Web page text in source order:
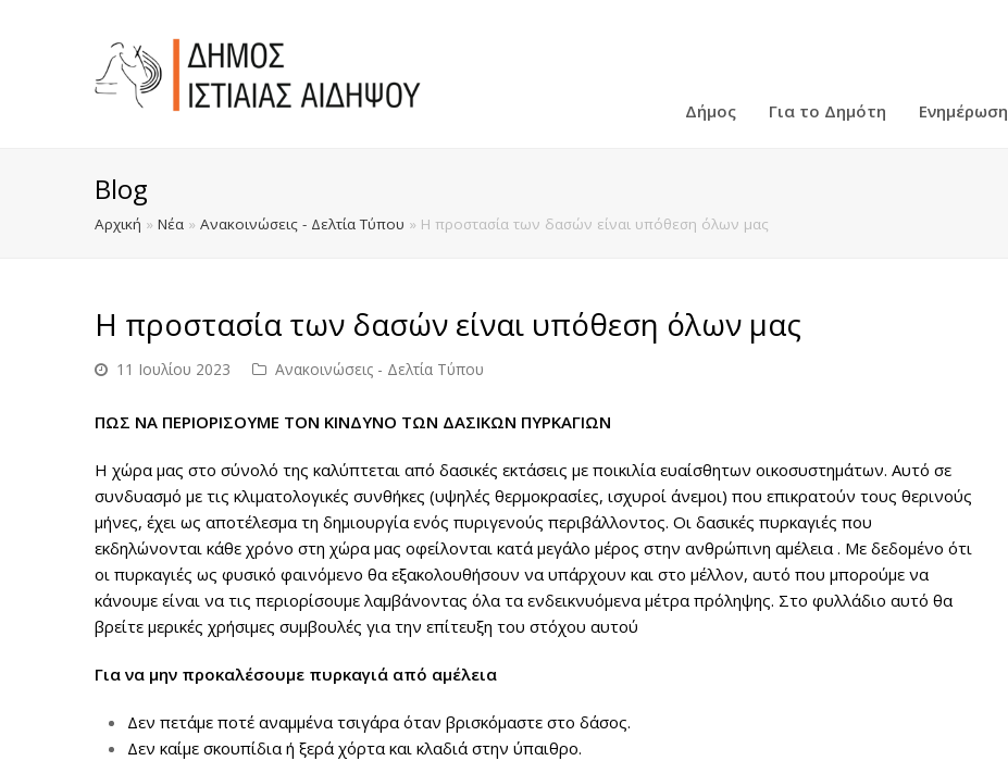
Δήμος Για το Δημότη Ενημέρωση
Blog
Αρχική » Νέα » Ανακοινώσεις - Δελτία Τύπου » Η προστασία των δασών είναι υπόθεση όλων μας
Η προστασία των δασών είναι υπόθεση όλων μας
11 Ιουλίου 2023 Ανακοινώσεις - Δελτία Τύπου
ΠΩΣ ΝΑ ΠΕΡΙΟΡΙΣΟΥΜΕ ΤΟΝ ΚΙΝΔΥΝΟ ΤΩΝ ΔΑΣΙΚΩΝ ΠΥΡΚΑΓΙΩΝ
Η χώρα μας στο σύνολό της καλύπτεται από δασικές εκτάσεις με ποικιλία ευαίσθητων οικοσυστημάτων. Αυτό σε
συνδυασμό με τις κλιματολογικές συνθήκες (υψηλές θερμοκρασίες, ισχυροί άνεμοι) που επικρατούν τους θερινούς
μήνες, έχει ως αποτέλεσμα τη δημιουργία ενός πυριγενούς περιβάλλοντος. Οι δασικές πυρκαγιές που
εκδηλώνονται κάθε χρόνο στη χώρα μας οφείλονται κατά μεγάλο μέρος στην ανθρώπινη αμέλεια . Με δεδομένο ότι
οι πυρκαγιές ως φυσικό φαινόμενο θα εξακολουθήσουν να υπάρχουν και στο μέλλον, αυτό που μπορούμε να
κάνουμε είναι να τις περιορίσουμε λαμβάνοντας όλα τα ενδεικνυόμενα μέτρα πρόληψης. Στο φυλλάδιο αυτό θα
βρείτε μερικές χρήσιμες συμβουλές για την επίτευξη του στόχου αυτού
Για να μην προκαλέσουμε πυρκαγιά από αμέλεια
Δεν πετάμε ποτέ αναμμένα τσιγάρα όταν βρισκόμαστε στο δάσος.
Δεν καίμε σκουπίδια ή ξερά χόρτα και κλαδιά στην ύπαιθρο.